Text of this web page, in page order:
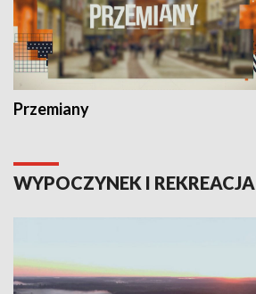
Przemiany
WYPOCZYNEK I REKREACJA